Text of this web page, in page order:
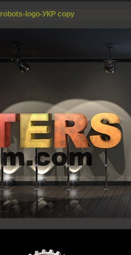
robots-logo-УКР copy